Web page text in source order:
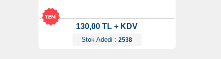
130,00 TL + KDV
Stok Adedi : 2538